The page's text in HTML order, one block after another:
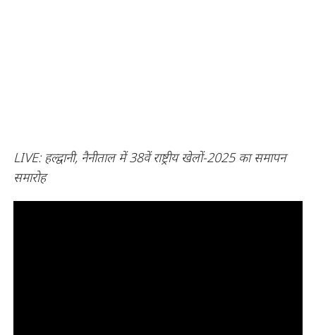
LIVE: हल्द्वानी, नैनीताल में 38वें राष्ट्रीय खेलों-2025 का समापन
समारोह